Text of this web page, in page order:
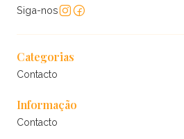
Siga-nos
Categorias
Contacto
Informação
Contacto